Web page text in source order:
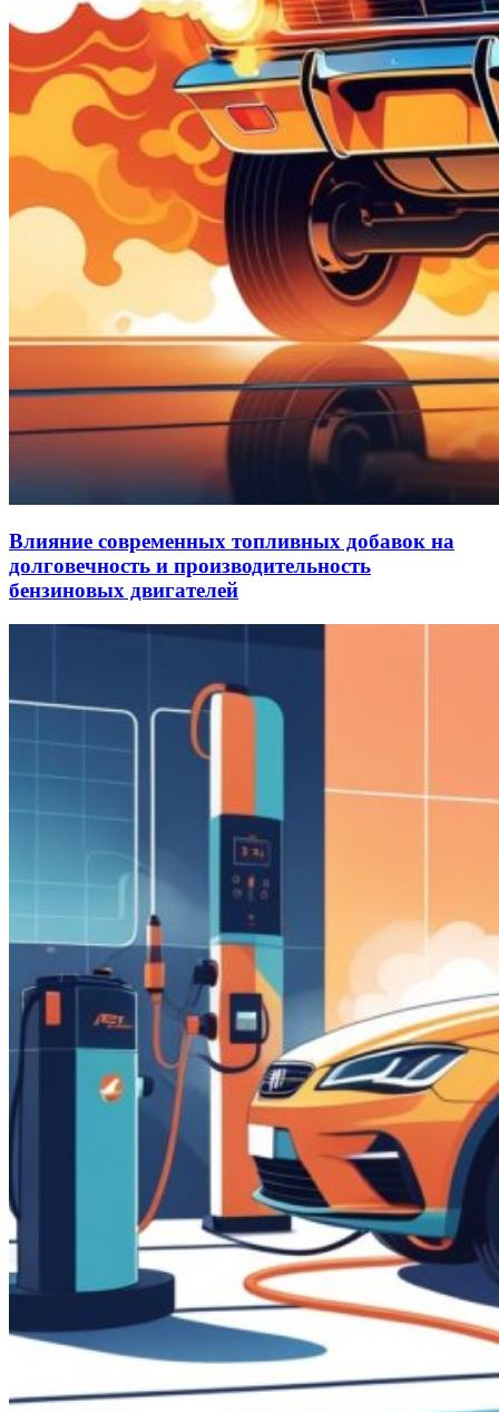
Влияние современных топливных добавок на
долговечность и производительность
бензиновых двигателей